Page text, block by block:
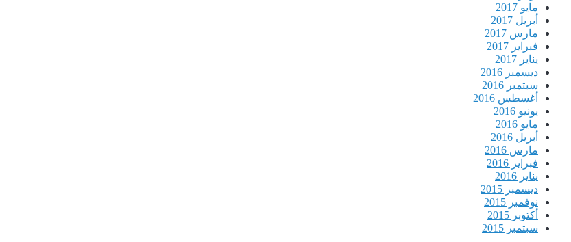
مايو 2017
أبريل 2017
مارس 2017
فبراير 2017
يناير 2017
ديسمبر 2016
سبتمبر 2016
أغسطس 2016
يونيو 2016
مايو 2016
أبريل 2016
مارس 2016
فبراير 2016
يناير 2016
ديسمبر 2015
نوفمبر 2015
أكتوبر 2015
سبتمبر 2015